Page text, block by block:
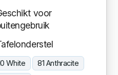
voor
White
81 Anthracite